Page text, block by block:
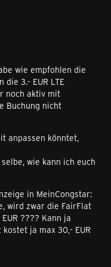
wie empfohlen die
die 3.- EUR LTE
noch aktiv mit
Buchung nicht
anpassen könntet,
wie kann ich euch
in MeinCongstar:
wird zwar die FairFlat
???? Kann ja
ja max 30,- EUR